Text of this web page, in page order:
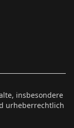
insbesondere
urheberrechtlich